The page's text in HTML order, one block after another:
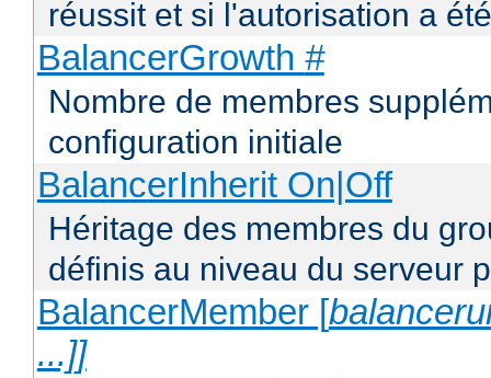
réussit et si l'autorisation a
BalancerGrowth #
Nombre de membres
configuration initiale
BalancerInherit On|Off
Héritage des membres du
définis au niveau du serveur
BalancerMember [
...]]